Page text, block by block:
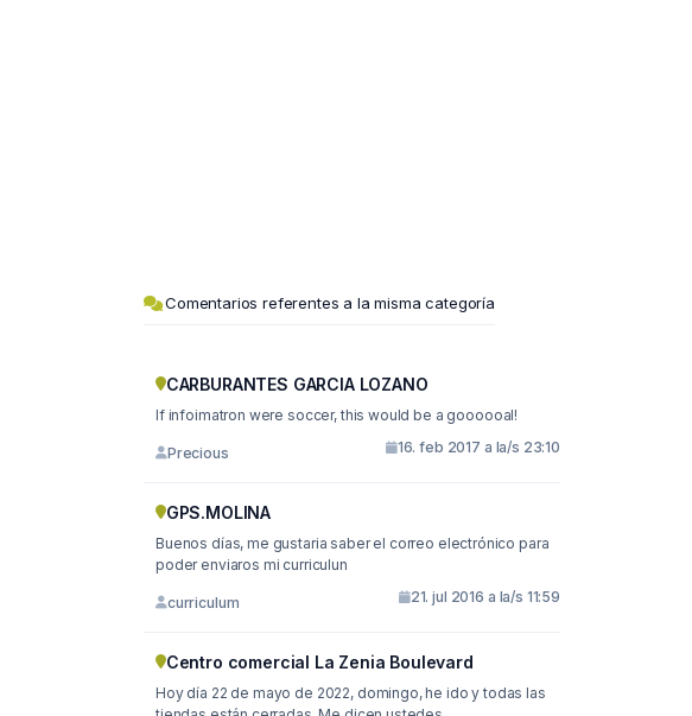
Comentarios referentes a la misma categoría
CARBURANTES GARCIA LOZANO
If infoimatron were soccer, this would be a goooooal!
Precious 16. feb 2017 a la/s 23:10
GPS.MOLINA
Buenos días, me gustaria saber el correo electrónico para
poder enviaros mi curriculun
curriculum 21. jul 2016 a la/s 11:59
Centro comercial La Zenia Boulevard
Hoy día 22 de mayo de 2022, domingo, he ido y todas las